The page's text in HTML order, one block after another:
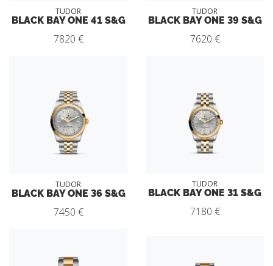
TUDOR
BLACK BAY ONE 41 S&G
7820 €
TUDOR
BLACK BAY ONE 39 S&G
7620 €
TUDOR
BLACK BAY ONE 36 S&G
7450 €
TUDOR
BLACK BAY ONE 31 S&G
7180 €